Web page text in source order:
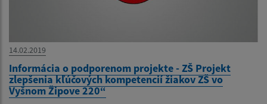
14.02.2019
Informácia o podporenom projekte - ZŠ Projekt
zlepšenia kľúčových kompetencií žiakov ZŠ vo
Vyšnom Žipove 220“